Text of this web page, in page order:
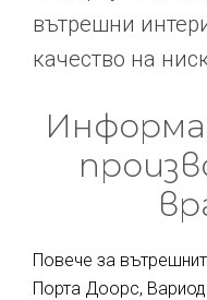
вътрешни
качество на
Повече за
Порта Доорс,